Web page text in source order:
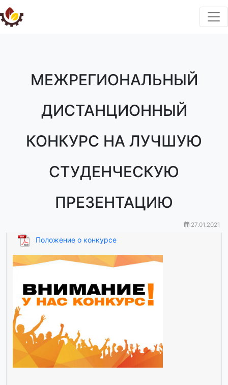
МЕЖРЕГИОНАЛЬНЫЙ
ДИСТАНЦИОННЫЙ
КОНКУРС НА ЛУЧШУЮ
СТУДЕНЧЕСКУЮ
ПРЕЗЕНТАЦИЮ
27.01.2021
Положение о конкурсе